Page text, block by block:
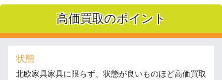
高価買取のポイント
状態
北欧家具家具に限らず、状態が良いものほど高価買取